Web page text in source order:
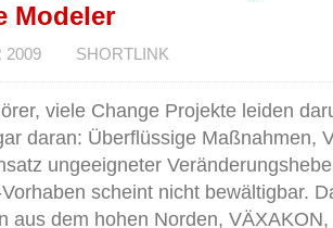
Modeler
2009 SHORTLINK
viele Change Projekte leiden
daran: Überflüssige Maßnahmen,
ungeeigneter
scheint nicht bewältigbar.
aus dem hohen Norden,